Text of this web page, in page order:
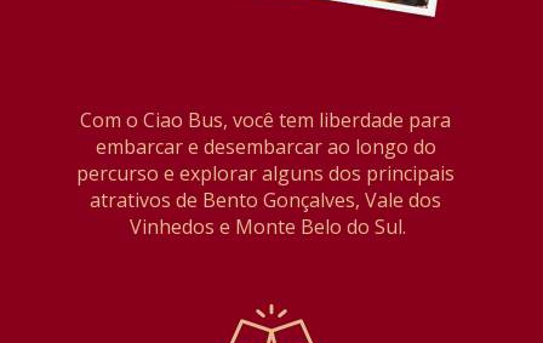
Com o Ciao Bus, você tem liberdade para
embarcar e desembarcar ao longo do
percurso e explorar alguns dos principais
atrativos de Bento Gonçalves, Vale dos
Vinhedos e Monte Belo do Sul.